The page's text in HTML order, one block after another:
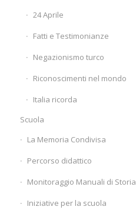
24 Aprile
Fatti e Testimonianze
Negazionismo turco
Riconoscimenti nel mondo
Italia ricorda
Scuola
La Memoria Condivisa
Percorso didattico
Monitoraggio Manuali di Storia
Iniziative per la scuola